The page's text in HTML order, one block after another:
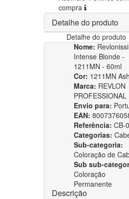
compra
Detalhe do produto
Detalhe do produto
Nome:
Intense Blonde -
1211MN - 60ml
Cor: 1211MN Ash
Marca: REVLON
PROFESSIONAL
Envio para:
EAN:
Referência: CB-
Categorias:
Sub-categoria:
Coloração de
Sub sub-
Coloração
Permanente
Descrição